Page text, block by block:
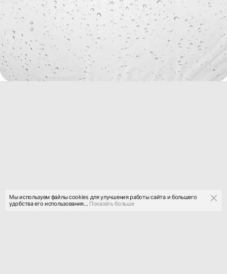
Мы используем файлы cookies для улучшения работы сайта и большего
удобства его использования...Показать больше